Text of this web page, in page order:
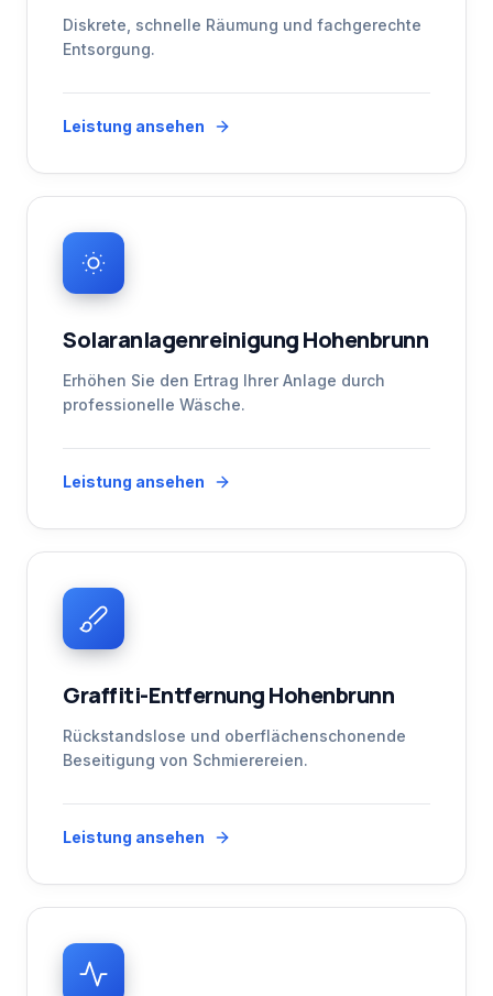
Diskrete, schnelle Räumung und fachgerechte
Entsorgung.
Leistung ansehen
Solaranlagenreinigung Hohenbrunn
Erhöhen Sie den Ertrag Ihrer Anlage durch
professionelle Wäsche.
Leistung ansehen
Graffiti-Entfernung Hohenbrunn
Rückstandslose und oberflächenschonende
Beseitigung von Schmierereien.
Leistung ansehen